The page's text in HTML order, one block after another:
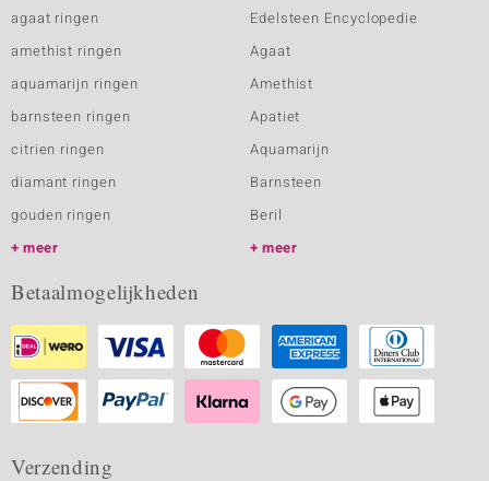
agaat ringen
amethist ringen
aquamarijn ringen
barnsteen ringen
citrien ringen
diamant ringen
gouden ringen
meer
Edelsteen Encyclopedie
Agaat
Amethist
Apatiet
Aquamarijn
Barnsteen
Beril
meer
Betaalmogelijkheden
Verzending